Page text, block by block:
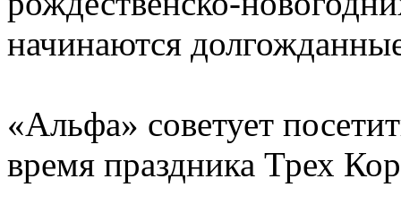
начинаются
«Альфа» советует
время праздника Трех